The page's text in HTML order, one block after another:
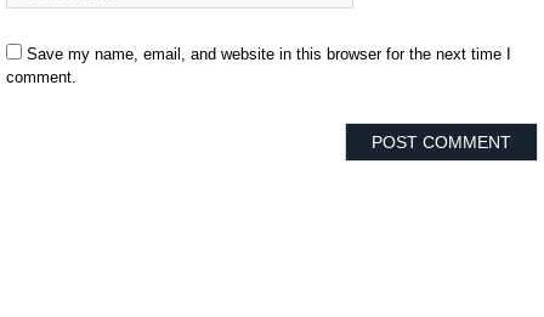
Save my name, email, and website in this browser for the next time I
comment.